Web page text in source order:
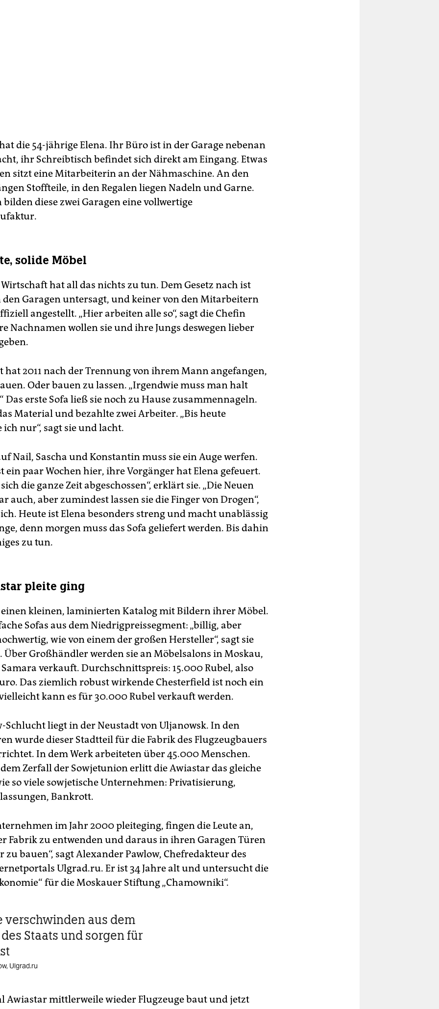
die 54-jährige Elena. Ihr Büro ist in der Garage nebenan
ihr Schreibtisch befindet sich direkt am Eingang. Etwas
sitzt eine Mitarbeiterin an der Nähmaschine. An den
Stoffteile, in den Regalen liegen Nadeln und Garne.
bilden diese zwei Garagen eine vollwertige
solide Möbel
hat all das nichts zu tun. Dem Gesetz nach ist
den Garagen untersagt, und keiner von den Mitarbeitern
angestellt. „Hier arbeiten alle so“, sagt die Chefin
Nachnamen wollen sie und ihre Jungs deswegen lieber
hat 2011 nach der Trennung von ihrem Mann angefangen,
Oder bauen zu lassen. „Irgendwie muss man halt
Das erste Sofa ließ sie noch zu Hause zusammennageln.
Material und bezahlte zwei Arbeiter. „Bis heute
nur“, sagt sie und lacht.
Nail, Sascha und Konstantin muss sie ein Auge werfen.
ein paar Wochen hier, ihre Vorgänger hat Elena gefeuert.
die ganze Zeit abgeschossen“, erklärt sie. „Die Neuen
auch, aber zumindest lassen sie die Finger von Drogen“,
Heute ist Elena besonders streng und macht unablässig
denn morgen muss das Sofa geliefert werden. Bis dahin
zu tun.
pleite ging
einen kleinen, laminierten Katalog mit Bildern ihrer Möbel.
Sofas aus dem Niedrigpreissegment: „billig, aber
wie von einem der großen Hersteller“, sagt sie
Über Großhändler werden sie an Möbelsalons in Moskau,
verkauft. Durchschnittspreis: 15.000 Rubel, also
Das ziemlich robust wirkende Chesterfield ist noch ein
kann es für 30.000 Rubel verkauft werden.
Schlucht liegt in der Neustadt von Uljanowsk. In den
wurde dieser Stadtteil für die Fabrik des Flugzeugbauers
In dem Werk arbeiteten über 45.000 Menschen.
Zerfall der Sowjetunion erlitt die Awiastar das gleiche
so viele sowjetische Unternehmen: Privatisierung,
Bankrott.
im Jahr 2000 pleiteging, fingen die Leute an,
Fabrik zu entwenden und daraus in ihren Garagen Türen
zu bauen“, sagt Alexander Pawlow, Chefredakteur des
Ulgrad.ru. Er ist 34 Jahre alt und untersucht die
für die Moskauer Stiftung „Chamowniki“.
verschwinden aus dem
Staats und sorgen für
Ulgrad.ru
Awiastar mittlerweile wieder Flugzeuge baut und jetzt